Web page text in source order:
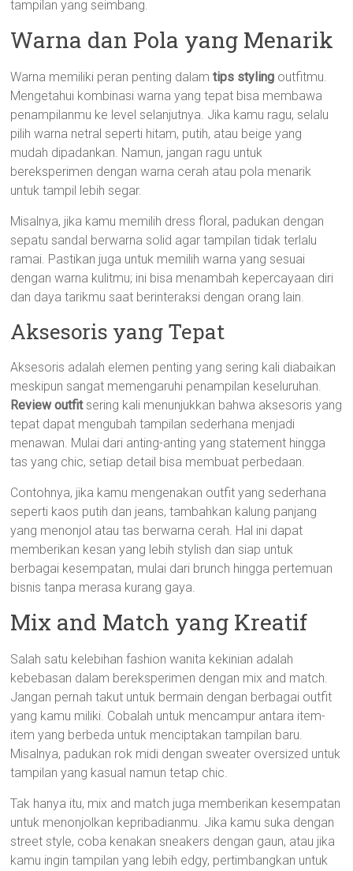
tampilan yang seimbang.
Warna dan Pola yang Menarik
Warna memiliki peran penting dalamtips styling outfitmu.
Mengetahui kombinasi warna yang tepat bisa membawa
penampilanmu ke level selanjutnya. Jika kamu ragu, selalu
pilih warna netral seperti hitam, putih, atau beige yang
mudah dipadankan. Namun, jangan ragu untuk
bereksperimen dengan warna cerah atau pola menarik
untuk tampil lebih segar.
Misalnya, jika kamu memilih dress floral, padukan dengan
sepatu sandal berwarna solid agar tampilan tidak terlalu
ramai. Pastikan juga untuk memilih warna yang sesuai
dengan warna kulitmu; ini bisa menambah kepercayaan diri
dan daya tarikmu saat berinteraksi dengan orang lain.
Aksesoris yang Tepat
Aksesoris adalah elemen penting yang sering kali diabaikan
meskipun sangat memengaruhi penampilan keseluruhan.
Review outfitsering kali menunjukkan bahwa aksesoris yang
tepat dapat mengubah tampilan sederhana menjadi
menawan. Mulai dari anting-anting yang statement hingga
tas yang chic, setiap detail bisa membuat perbedaan.
Contohnya, jika kamu mengenakan outfit yang sederhana
seperti kaos putih dan jeans, tambahkan kalung panjang
yang menonjol atau tas berwarna cerah. Hal ini dapat
memberikan kesan yang lebih stylish dan siap untuk
berbagai kesempatan, mulai dari brunch hingga pertemuan
bisnis tanpa merasa kurang gaya.
Mix and Match yang Kreatif
Salah satu kelebihan fashion wanita kekinian adalah
kebebasan dalam bereksperimen dengan mix and match.
Jangan pernah takut untuk bermain dengan berbagai outfit
yang kamu miliki. Cobalah untuk mencampur antara item-
item yang berbeda untuk menciptakan tampilan baru.
Misalnya, padukan rok midi dengan sweater oversized untuk
tampilan yang kasual namun tetap chic.
Tak hanya itu, mix and match juga memberikan kesempatan
untuk menonjolkan kepribadianmu. Jika kamu suka dengan
street style, coba kenakan sneakers dengan gaun, atau jika
kamu ingin tampilan yang lebih edgy, pertimbangkan untuk